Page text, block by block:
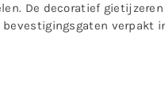
De decoratief
bevestigingsgaten verpakt